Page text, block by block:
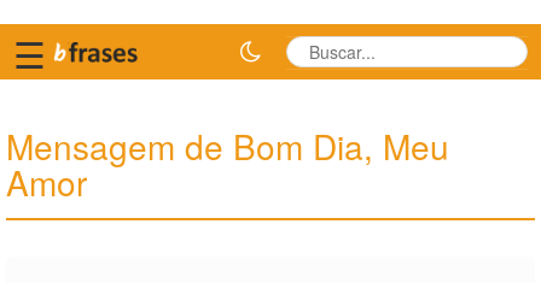
☰
Mensagem de Bom Dia, Meu
Amor